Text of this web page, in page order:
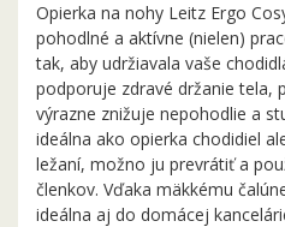
Opierka na nohy Leitz Ergo
pohodlné a aktívne (nielen)
tak, aby udržiavala vaše
podporuje zdravé držanie tela,
výrazne znižuje nepohodlie a
ideálna ako opierka chodidiel
ležaní, možno ju prevrátiť a
členkov. Vďaka mäkkému
ideálna aj do domácej